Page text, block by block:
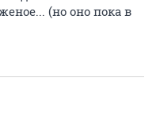
(но оно пока в